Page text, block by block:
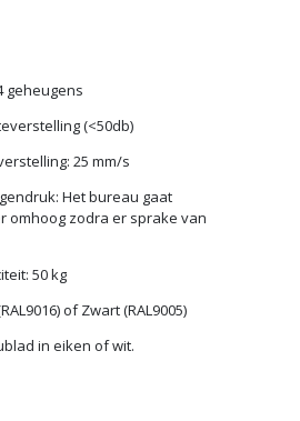
geheugens
(<50db)
25 mm/s
Het bureau gaat
omhoog zodra er sprake van
50 kg
of Zwart (RAL9005)
in eiken of wit.